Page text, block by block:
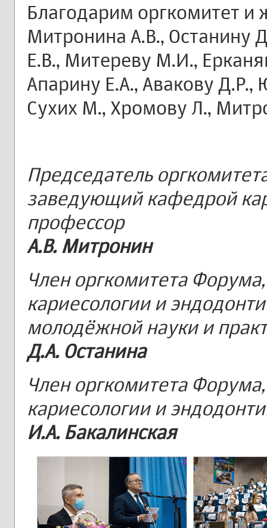
Благодарим оргкомитет
Митронина А.В., Останину
Е.В., Митереву М.И.,
Апарину Е.А., Авакову Д.Р.,
Сухих М., Хромову Л.,
Председатель
заведующий кафедрой
профессор
А.В. Митронин
Член оргкомитета
кариесологии и
молодёжной науки и
Д.А. Останина
Член оргкомитета
кариесологии и
И.А. Бакалинская